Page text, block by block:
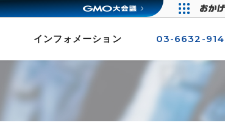
インフォメーション 03-6632-